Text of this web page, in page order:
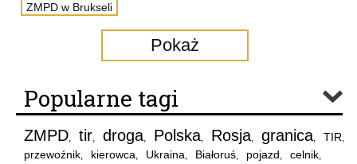
ZMPD w Brukseli
Pokaż
Popularne tagi
ZMPD, tir, droga, Polska, Rosja, granica, TIR,
przewoźnik, kierowca, Ukraina, Białoruś, pojazd, celnik,